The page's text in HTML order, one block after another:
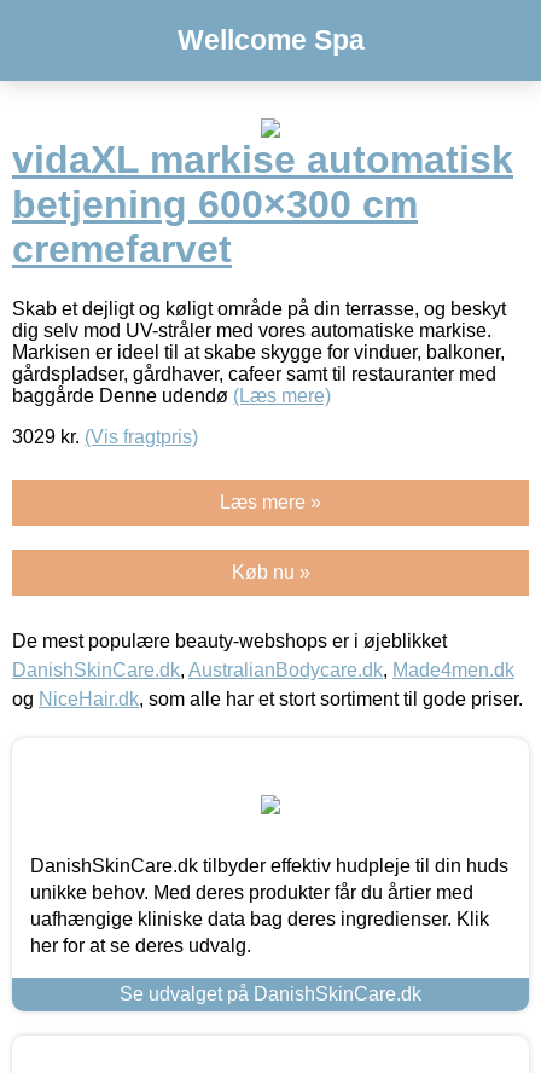
Wellcome Spa
vidaXL markise automatisk
betjening 600×300 cm
cremefarvet
Skab et dejligt og køligt område på din terrasse, og beskyt
dig selv mod UV-stråler med vores automatiske markise.
Markisen er ideel til at skabe skygge for vinduer, balkoner,
gårdspladser, gårdhaver, cafeer samt til restauranter med
baggårde Denne udendø (Læs mere)
3029 kr. (Vis fragtpris)
Læs mere »
Køb nu »
De mest populære beauty-webshops er i øjeblikket
DanishSkinCare.dk, AustralianBodycare.dk, Made4men.dk
og NiceHair.dk, som alle har et stort sortiment til gode priser.
DanishSkinCare.dk tilbyder effektiv hudpleje til din huds
unikke behov. Med deres produkter får du årtier med
uafhængige kliniske data bag deres ingredienser. Klik
her for at se deres udvalg.
Se udvalget på DanishSkinCare.dk